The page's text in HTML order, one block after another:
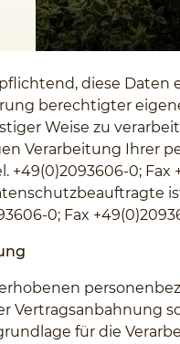
diese
berechtigter
Weise zu
Verarbeitung Ihrer
+49(0)2093606-0; Fax
0; Fax
Vertragsanbahnung
für die